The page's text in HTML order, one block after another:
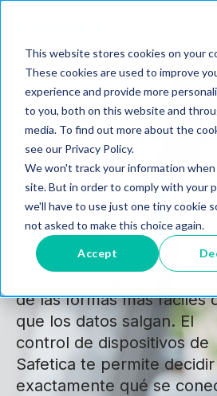
This website stores cookies on your
These cookies are used to improve
experience and provide more
to you, both on this website and
media. To find out more about the
see our Privacy Policy.
We won't track your information
site. But in order to comply with your
we'll have to use just one tiny cookie
not asked to make this choice again.
Accept
Controla cada
dispositivo.
cada archivo.
Las unidades USB, discos
externos, Bluetooth y
periféricos siguen siendo
de las formas más fáciles
que los datos salgan. El
control de dispositivos de
Safetica te permite decidir
exactamente qué se